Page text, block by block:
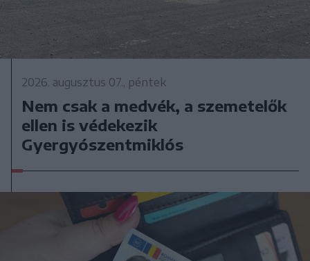
2026. augusztus 07., péntek
Nem csak a medvék, a szemetelők
ellen is védekezik
Gyergyószentmiklós